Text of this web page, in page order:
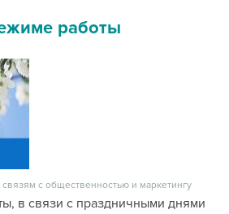
работы
с общественностью и маркетингу
в связи с праздничными днями